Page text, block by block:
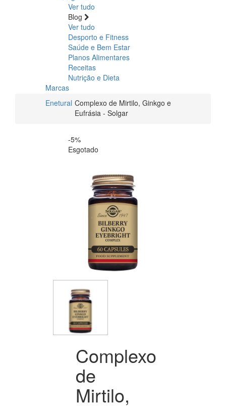
Ver tudo
Blog
Ver tudo
Desporto e Fitness
Saúde e Bem Estar
Planos Alimentares
Receitas
Nutrição e Dieta
Marcas
Enetural Complexo de Mirtilo, Ginkgo e
Eufrásia - Solgar
-5%
Esgotado
Complexo
de
Mirtilo,